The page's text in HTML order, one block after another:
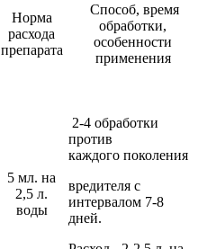
Норма
расхода
препарата
Способ, время
обработки,
особенности
применения
5 мл. на
2,5 л.
воды
2-4 обработки
против
каждого поколения
вредителя с
интервалом 7-8
дней.